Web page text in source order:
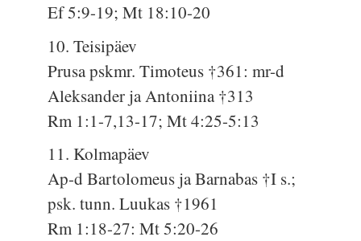
Ef 5:9-19; Mt 18:10-20
10. Teisipäev
Prusa pskmr. Timoteus †361: mr-d
Aleksander ja Antoniina †313
Rm 1:1-7,13-17; Mt 4:25-5:13
11. Kolmapäev
Ap-d Bartolomeus ja Barnabas †I s.;
psk. tunn. Luukas †1961
Rm 1:18-27: Mt 5:20-26